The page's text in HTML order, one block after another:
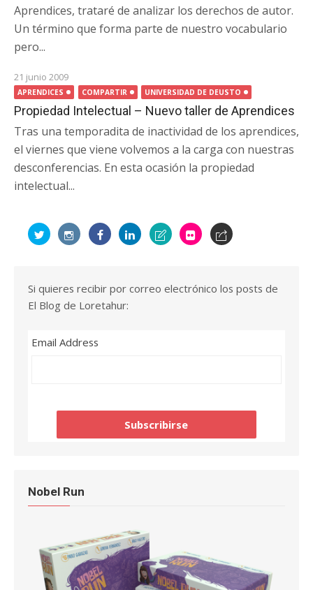
Aprendices, trataré de analizar los derechos de autor.
Un término que forma parte de nuestro vocabulario
pero...
21 junio 2009
APRENDICES COMPARTIR UNIVERSIDAD DE DEUSTO
Propiedad Intelectual – Nuevo taller de Aprendices
Tras una temporadita de inactividad de los aprendices,
el viernes que viene volvemos a la carga con nuestras
desconferencias. En esta ocasión la propiedad
intelectual...
Si quieres recibir por correo electrónico los posts de
El Blog de Loretahur:
Email Address
Nobel Run